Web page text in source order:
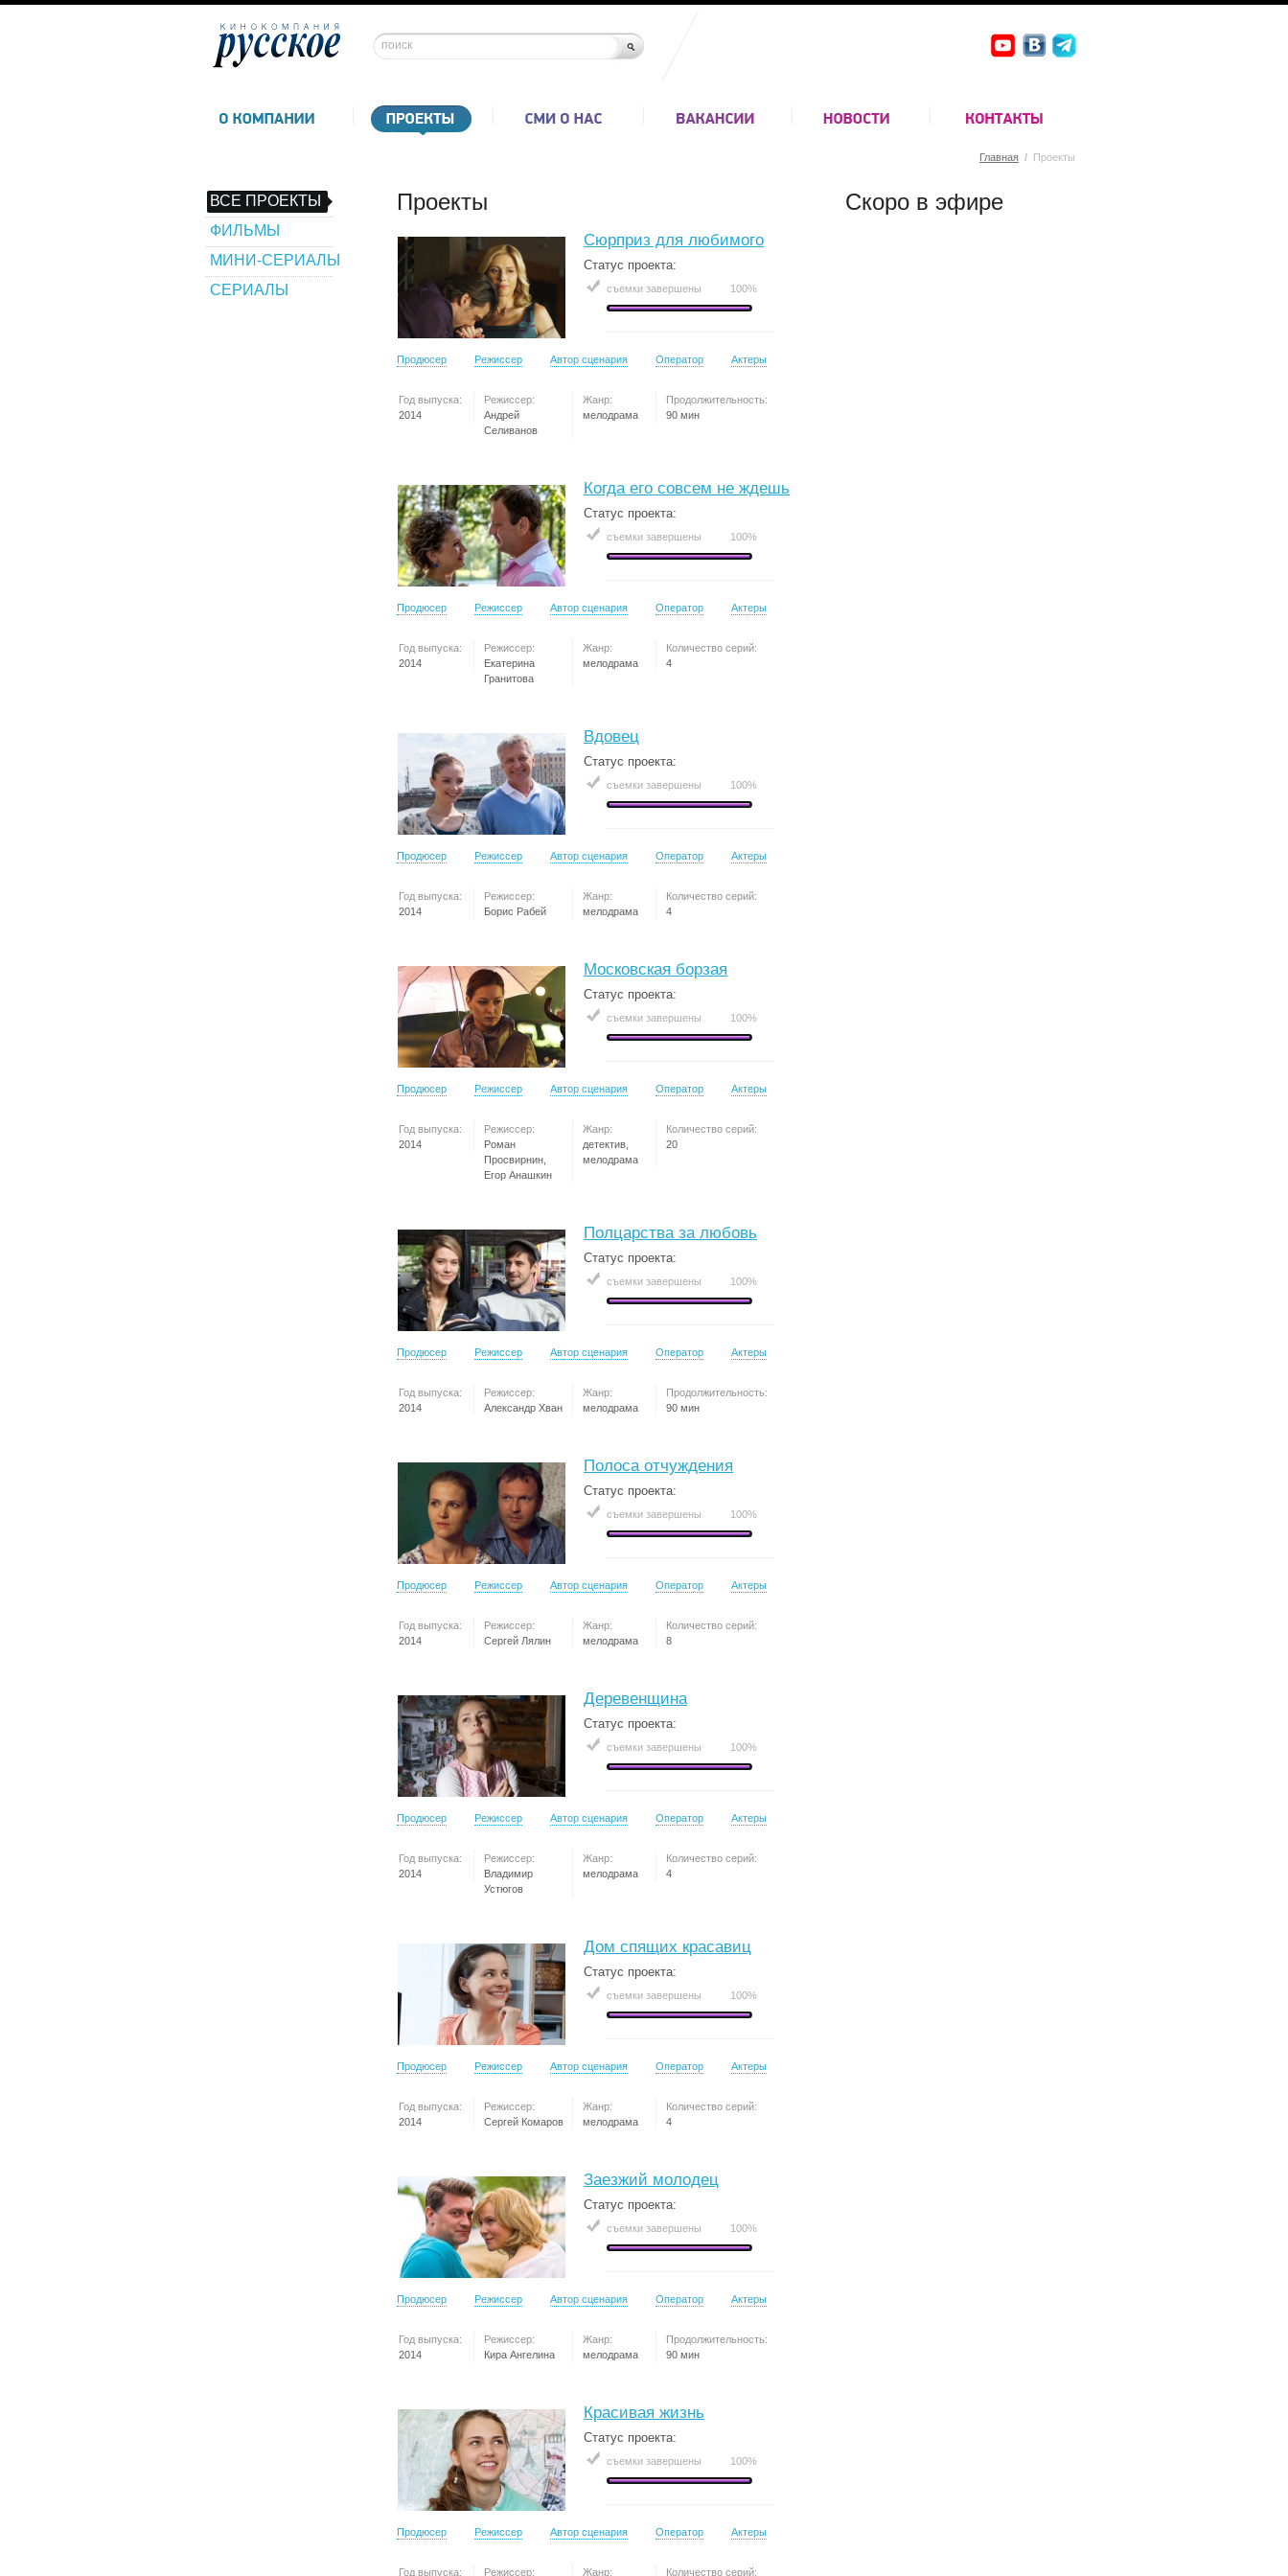
Главная / Проекты
ВСЕ ПРОЕКТЫ
ФИЛЬМЫ
МИНИ-СЕРИАЛЫ
СЕРИАЛЫ
Проекты
Сюрприз для любимого
Статус проекта:
съемки завершены 100%
Продюсер Режиссер Автор сценария Оператор Актеры
Год выпуска:
2014
Режиссер:
Андрей
Селиванов
Жанр:
мелодрама
Продолжительность:
90 мин
Когда его совсем не ждешь
Статус проекта:
съемки завершены 100%
Продюсер Режиссер Автор сценария Оператор Актеры
Год выпуска:
2014
Режиссер:
Екатерина
Гранитова
Жанр:
мелодрама
Количество серий:
4
Вдовец
Статус проекта:
съемки завершены 100%
Продюсер Режиссер Автор сценария Оператор Актеры
Год выпуска:
2014
Режиссер:
Борис Рабей
Жанр:
мелодрама
Количество серий:
4
Московская борзая
Статус проекта:
съемки завершены 100%
Продюсер Режиссер Автор сценария Оператор Актеры
Год выпуска:
2014
Режиссер:
Роман
Просвирнин,
Егор Анашкин
Жанр:
детектив,
мелодрама
Количество серий:
20
Полцарства за любовь
Статус проекта:
съемки завершены 100%
Продюсер Режиссер Автор сценария Оператор Актеры
Год выпуска:
2014
Режиссер:
Александр Хван
Жанр:
мелодрама
Продолжительность:
90 мин
Полоса отчуждения
Статус проекта:
съемки завершены 100%
Продюсер Режиссер Автор сценария Оператор Актеры
Год выпуска:
2014
Режиссер:
Сергей Лялин
Жанр:
мелодрама
Количество серий:
8
Деревенщина
Статус проекта:
съемки завершены 100%
Продюсер Режиссер Автор сценария Оператор Актеры
Год выпуска:
2014
Режиссер:
Владимир
Устюгов
Жанр:
мелодрама
Количество серий:
4
Дом спящих красавиц
Статус проекта:
съемки завершены 100%
Продюсер Режиссер Автор сценария Оператор Актеры
Год выпуска:
2014
Режиссер:
Сергей Комаров
Жанр:
мелодрама
Количество серий:
4
Заезжий молодец
Статус проекта:
съемки завершены 100%
Продюсер Режиссер Автор сценария Оператор Актеры
Год выпуска:
2014
Режиссер:
Кира Ангелина
Жанр:
мелодрама
Продолжительность:
90 мин
Красивая жизнь
Статус проекта:
съемки завершены 100%
Продюсер Режиссер Автор сценария Оператор Актеры
Год выпуска: Режиссер: Жанр: Количество серий:
Скоро в эфире